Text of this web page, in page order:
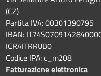
(CZ)
Partita IVA: 00301390795
IBAN:
ICRAITRRUB0
Codice IPA: c_m208
Fatturazione elettronica